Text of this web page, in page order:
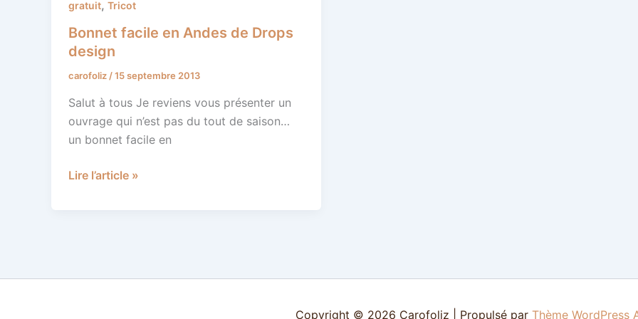
gratuit, Tricot
Bonnet facile en Andes de Drops
design
carofoliz /15 septembre 2013
Salut à tous Je reviens vous présenter un
ouvrage qui n’est pas du tout de saison…
un bonnet facile en
facile
Andes
de
Drops
design
Lire l’article »
Copyright © 2026 Carofoliz | Propulsé par Thème WordPress